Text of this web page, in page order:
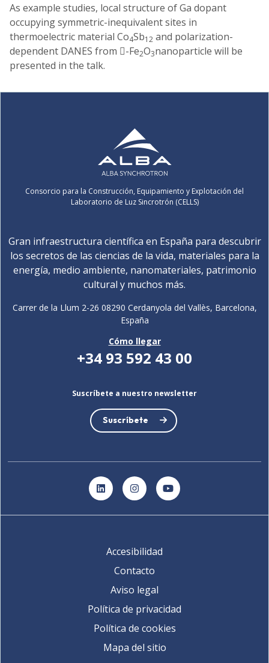
As example studies, local structure of Ga dopant
occupying symmetric-inequivalent sites in
thermoelectric material Co4Sb12 and polarization-
dependent DANES from -Fe2O3nanoparticle will be
presented in the talk.
Consorcio para la Construcción, Equipamiento y Explotación del
Laboratorio de Luz Sincrotrón (CELLS)
Gran infraestructura científica en España para descubrir
los secretos de las ciencias de la vida, materiales para la
energía, medio ambiente, nanomateriales, patrimonio
cultural y muchos más.
Carrer de la Llum 2-26 08290 Cerdanyola del Vallès, Barcelona,
España
Cómo llegar
+34 93 592 43 00
Suscríbete a nuestro newsletter
Suscríbete
LinkedInInstagramYouTube
Accesibilidad
Contacto
Aviso legal
Política de privacidad
Política de cookies
Mapa del sitio